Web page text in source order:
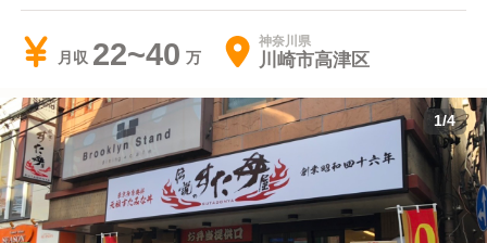
月収 22~40 神奈川県
川崎市高津区
1/4